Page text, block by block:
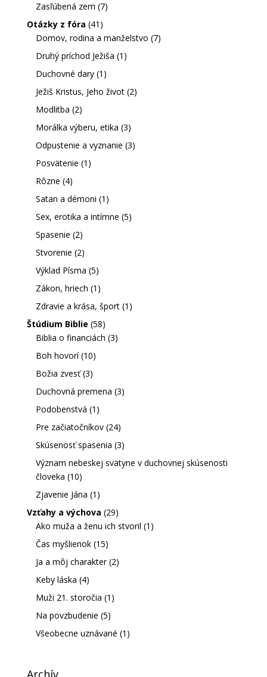
Zasľúbená zem (7)
Otázky z fóra (41)
Domov, rodina a manželstvo (7)
Druhý príchod Ježiša (1)
Duchovné dary(1)
Ježiš Kristus, Jeho život(2)
Modlitba (2)
Morálka výberu, etika (3)
Odpustenie a vyznanie (3)
Posvätenie (1)
Rôzne (4)
Satan a démoni (1)
Sex, erotika a intímne (5)
Spasenie (2)
Stvorenie (2)
Výklad Písma (5)
Zákon, hriech (1)
Zdravie a krása, šport(1)
Štúdium Biblie (58)
Biblia o financiách (3)
Boh hovorí(10)
Božia zvesť(3)
Duchovná premena (3)
Podobenstvá (1)
Pre začiatočníkov(24)
Skúsenosť spasenia (3)
Význam nebeskej svätyne v duchovnej skúsenosti
človeka (10)
Zjavenie Jána (1)
Vzťahy a výchova (29)
Ako muža a ženu ich stvoril (1)
Čas myšlienok(15)
Ja a môj charakter(2)
Keby láska (4)
Muži 21. storočia (1)
Na povzbudenie (5)
Všeobecne uznávané (1)